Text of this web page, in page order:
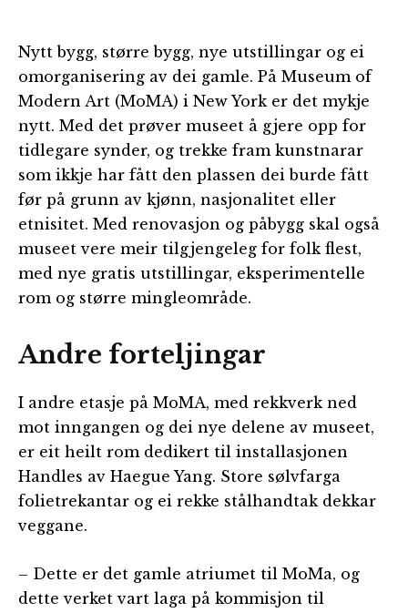
Nytt bygg, større bygg, nye utstillingar og ei
omorganisering av dei gamle. På Museum of
Modern Art (MoMA) i New York er det mykje
nytt. Med det prøver museet å gjere opp for
tidlegare synder, og trekke fram kunstnarar
som ikkje har fått den plassen dei burde fått
før på grunn av kjønn, nasjonalitet eller
etnisitet. Med renovasjon og påbygg skal også
museet vere meir tilgjengeleg for folk flest,
med nye gratis utstillingar, eksperimentelle
rom og større mingleområde.
Andre forteljingar
I andre etasje på MoMA, med rekkverk ned
mot inngangen og dei nye delene av museet,
er eit heilt rom dedikert til installasjonen
Handles av Haegue Yang. Store sølvfarga
folietrekantar og ei rekke stålhandtak dekkar
veggane.
– Dette er det gamle atriumet til MoMa, og
dette verket vart laga på kommisjon til